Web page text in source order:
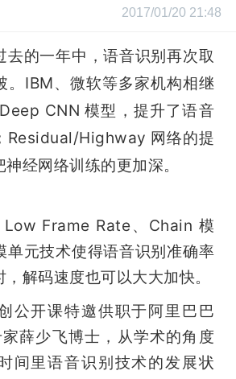
2017/01/20 21:48
去的一年中，语音识别再次取
。IBM、微软等多家机构相继
CNN 模型，提升了语音
Residual/Highway 网络的提
经网络训练的更加深。
Frame Rate、Chain 模
单元技术使得语音识别准确率
解码速度也可以大大加快。
公开课特邀供职于阿里巴巴
薛少飞博士，从学术的角度
间里语音识别技术的发展状